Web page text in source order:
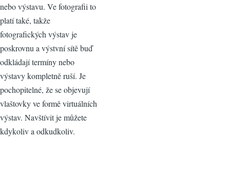
nebo výstavu. Ve fotografii to
platí také, takže
fotografických výstav je
poskrovnu a výstvní sítě buď
odkládají termíny nebo
výstavy kompletně ruší. Je
pochopitelné, že se objevují
vlaštovky ve formě virtuálních
výstav. Navštívit je můžete
kdykoliv a odkudkoliv.